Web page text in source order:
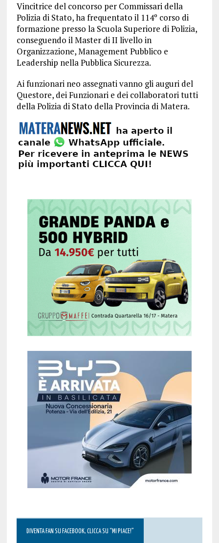
Vincitrice del concorso per Commissari della
Polizia di Stato, ha frequentato il 114º corso di
formazione presso la Scuola Superiore di Polizia,
conseguendo il Master di II livello in
Organizzazione, Management Pubblico e
Leadership nella Pubblica Sicurezza.
Ai funzionari neo assegnati vanno gli auguri del
Questore, dei Funzionari e dei collaboratori tutti
della Polizia di Stato della Provincia di Matera.
DIVENTA FAN SU FACEBOOK, CLICCA SU “MI PIACE!”